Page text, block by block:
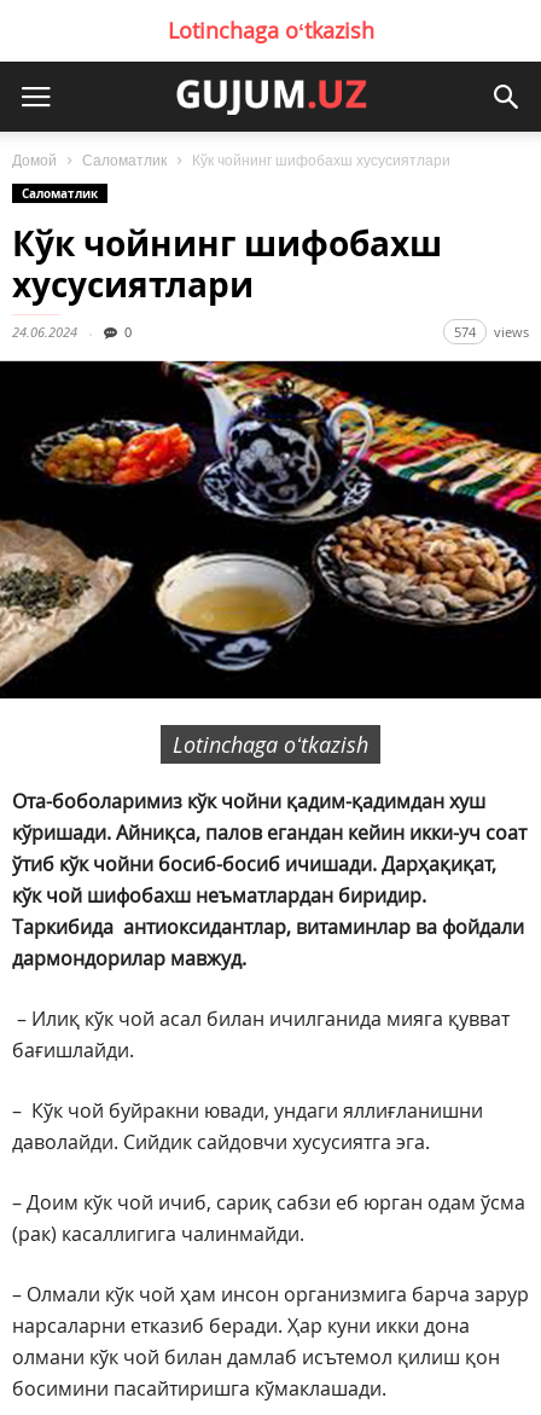
Lotinchaga oʻtkazish
Домой Саломатлик
Кўк чойнинг шифобахш хусусиятлари
Саломатлик
Кўк чойнинг шифобахш
хусусиятлари
24.06.2024 0 574 views
Lotinchaga oʻtkazish
Ота-боболаримиз кўк чойни қадим-қадимдан хуш
кўришади. Айниқса, палов егандан кейин икки-уч соат
ўтиб кўк чойни босиб-босиб ичишади. Дарҳақиқат,
кўк чой шифобахш неъматлардан биридир.
Таркибида антиоксидантлар, витаминлар ва фойдали
дармондорилар мавжуд.
– Илиқ кўк чой асал билан ичилганида мияга қувват
бағишлайди.
– Кўк чой буйракни ювади, ундаги яллиғланишни
даволайди. Сийдик сайдовчи хусусиятга эга.
– Доим кўк чой ичиб, сариқ сабзи еб юрган одам ўсма
(рак) касаллигига чалинмайди.
– Олмали кўк чой ҳам инсон организмига барча зарур
нарсаларни етказиб беради. Ҳар куни икки дона
олмани кўк чой билан дамлаб исътемол қилиш қон
босимини пасайтиришга кўмаклашади.